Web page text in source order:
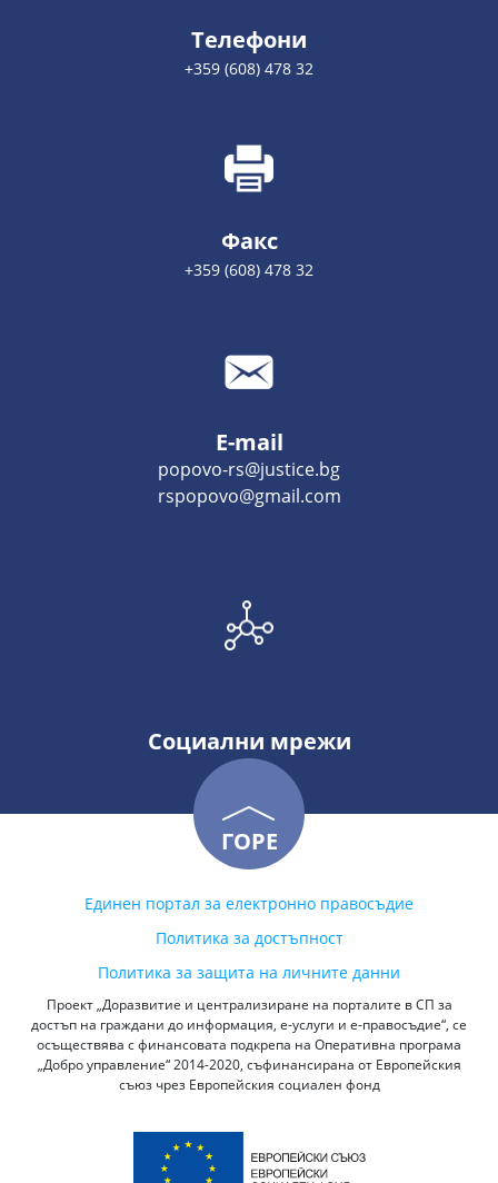
Телефони
+359 (608) 478 32
Факс
+359 (608) 478 32
E-mail
popovo-rs@justice.bg
rspopovo@gmail.com
Социални мрежи
ГОРЕ
Единен портал за електронно правосъдие
Политика за достъпност
Политика за защита на личните данни
Проект „Доразвитие и централизиране на порталите в СП за
достъп на граждани до информация, е-услуги и е-правосъдие“, се
осъществява с финансовата подкрепа на Оперативна програма
„Добро управление“ 2014-2020, съфинансирана от Европейския
съюз чрез Европейския социален фонд